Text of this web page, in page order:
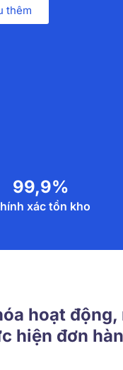
thêm
99,9%
xác tồn kho
hoạt
hiện đơn